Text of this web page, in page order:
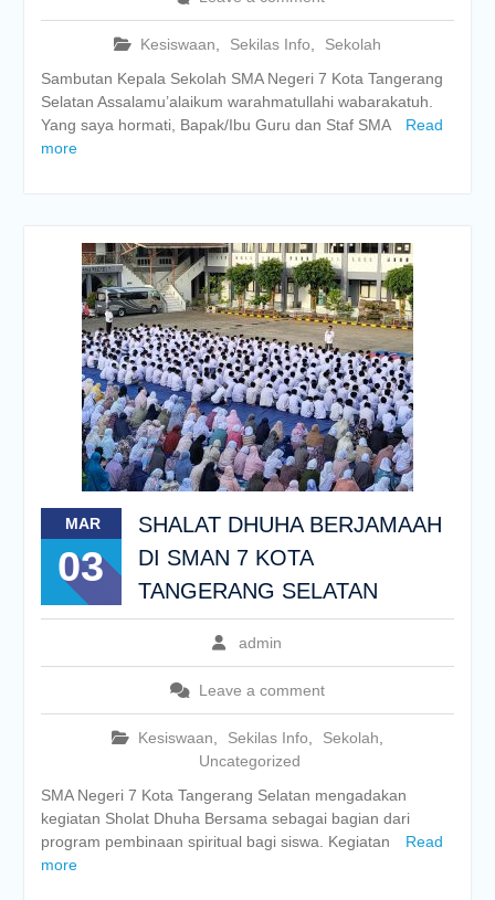
Kesiswaan Sekilas Info
Sekolah
Sambutan Kepala Sekolah SMA Negeri 7 Kota Tangerang
Selatan Assalamu’alaikum warahmatullahi wabarakatuh.
Yang saya hormati, Bapak/Ibu Guru dan Staf SMA
Read
more
MAR
03
SHALAT DHUHA BERJAMAAH
DI SMAN 7 KOTA
TANGERANG SELATAN
admin
Leave a comment
Kesiswaan Sekilas Info Sekolah
Uncategorized
SMA Negeri 7 Kota Tangerang Selatan mengadakan
kegiatan Sholat Dhuha Bersama sebagai bagian dari
program pembinaan spiritual bagi siswa. Kegiatan
Read
more